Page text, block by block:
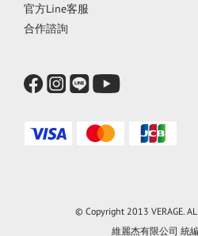
官方Line客服
合作諮詢
© Copyright 2013 VERAGE.
維麗杰有限公司 統